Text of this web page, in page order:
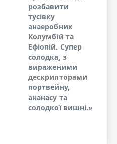
розбавити
тусівку
анаеробних
Колумбій та
Ефіопій. Супер
солодка, з
вираженими
дескрипторами
портвейну,
ананасу та
солодкої вишні.»